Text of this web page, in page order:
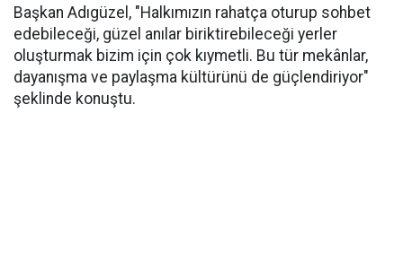
Başkan Adıgüzel, "Halkımızın rahatça oturup sohbet
edebileceği, güzel anılar biriktirebileceği yerler
oluşturmak bizim için çok kıymetli. Bu tür mekânlar,
dayanışma ve paylaşma kültürünü de güçlendiriyor"
şeklinde konuştu.